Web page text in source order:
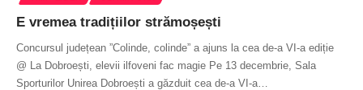
E vremea tradițiilor strămoșești
Concursul județean ”Colinde, colinde” a ajuns la cea de-a VI-a ediție
@ La Dobroești, elevii ilfoveni fac magie Pe 13 decembrie, Sala
Sporturilor Unirea Dobroești a găzduit cea de-a VI-a